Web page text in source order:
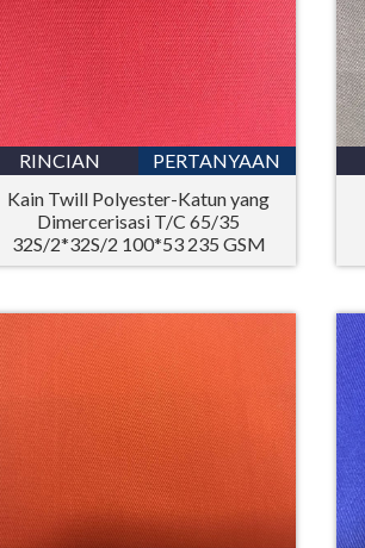
RINCIAN
PERTANYAAN
Kain Twill Polyester-Katun yang
Dimercerisasi T/C 65/35
32S/2*32S/2 100*53 235 GSM